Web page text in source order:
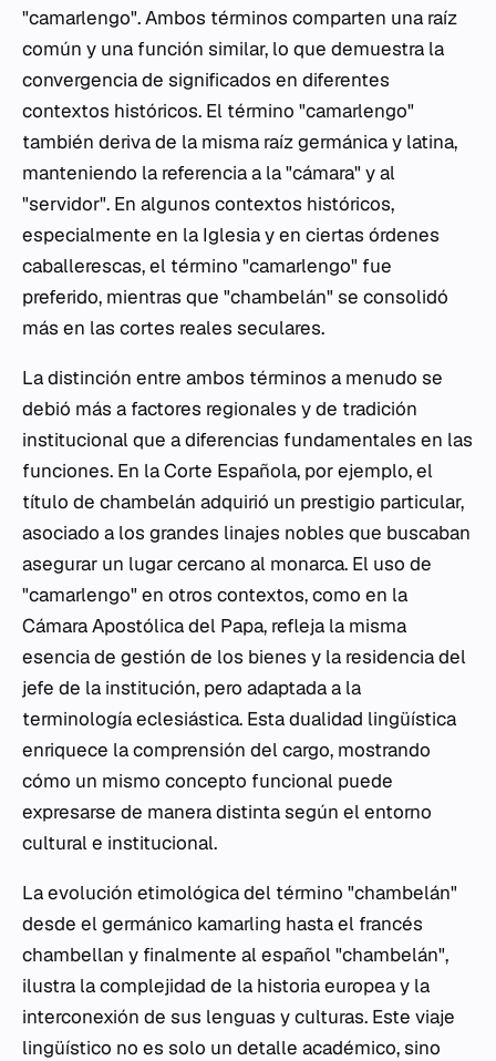
"camarlengo". Ambos términos comparten una raíz
común y una función similar, lo que demuestra la
convergencia de significados en diferentes
contextos históricos. El término "camarlengo"
también deriva de la misma raíz germánica y latina,
manteniendo la referencia a la "cámara" y al
"servidor". En algunos contextos históricos,
especialmente en la Iglesia y en ciertas órdenes
caballerescas, el término "camarlengo" fue
preferido, mientras que "chambelán" se consolidó
más en las cortes reales seculares.
La distinción entre ambos términos a menudo se
debió más a factores regionales y de tradición
institucional que a diferencias fundamentales en las
funciones. En la Corte Española, por ejemplo, el
título de chambelán adquirió un prestigio particular,
asociado a los grandes linajes nobles que buscaban
asegurar un lugar cercano al monarca. El uso de
"camarlengo" en otros contextos, como en la
Cámara Apostólica del Papa, refleja la misma
esencia de gestión de los bienes y la residencia del
jefe de la institución, pero adaptada a la
terminología eclesiástica. Esta dualidad lingüística
enriquece la comprensión del cargo, mostrando
cómo un mismo concepto funcional puede
expresarse de manera distinta según el entorno
cultural e institucional.
La evolución etimológica del término "chambelán"
desde el germánico kamarling hasta el francés
chambellan y finalmente al español "chambelán",
ilustra la complejidad de la historia europea y la
interconexión de sus lenguas y culturas. Este viaje
lingüístico no es solo un detalle académico, sino